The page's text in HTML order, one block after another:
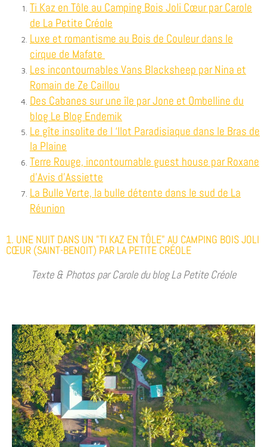
Ti Kaz en Tôle au Camping Bois Joli Cœur par Carole
de La Petite Créole
Luxe et romantisme au Bois de Couleur dans le
cirque de Mafate
Les incontournables Vans Blacksheep par Nina et
Romain de Ze Caillou
Des Cabanes sur une île par Jone et Ombelline du
blog Le Blog Endemik
Le gîte insolite de l ‘Ilot Paradisiaque dans le Bras de
la Plaine
Terre Rouge, incontournable guest house par Roxane
d’Avis d’Assiette
La Bulle Verte, la bulle détente dans le sud de La
Réunion
1. UNE NUIT DANS UN "TI KAZ EN TÔLE" AU CAMPING BOIS JOLI
CŒUR (SAINT-BENOIT) PAR LA PETITE CRÉOLE
Texte & Photos par Carole du blog La Petite Créole